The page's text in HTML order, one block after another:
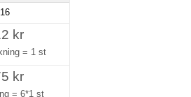
kr
= 1 st
kr
=6*1 st